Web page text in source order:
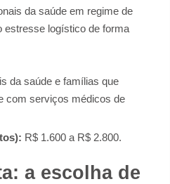
da saúde em regime de
estresse logístico de forma
da saúde e famílias que
com serviços médicos de
R$ 1.600 a R$ 2.800.
a escolha de